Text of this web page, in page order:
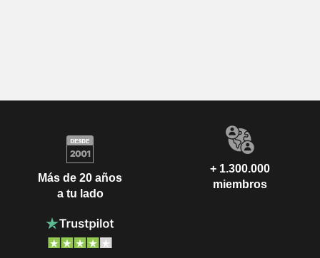
Más de 20 años
a tu lado
+ 1.300.000
miembros